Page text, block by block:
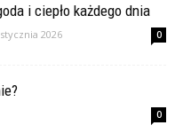
i ciepło każdego dnia
2026 0
0